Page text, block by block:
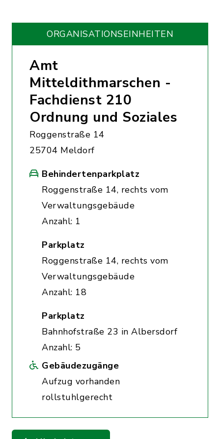
ORGANISATIONS­EINHEITEN
Amt
Mitteldithmarschen -
Fachdienst 210
Ordnung und Soziales
Roggenstraße 14
25704 Meldorf
Behindertenparkplatz
Roggenstraße 14, rechts vom
Verwaltungsgebäude
Anzahl: 1
Parkplatz
Roggenstraße 14, rechts vom
Verwaltungsgebäude
Anzahl: 18
Parkplatz
Bahnhofstraße 23 in Albersdorf
Anzahl: 5
Gebäudezugänge
Aufzug vorhanden
rollstuhlgerecht